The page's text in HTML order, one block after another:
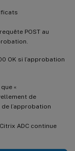
POST au
OK si l’approbation
«
de
l’approbation
Citrix ADC continue